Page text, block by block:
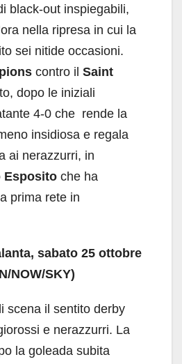
black-out inspiegabili,
nella ripresa in cui la
sei nitide occasioni.
contro il Saint
dopo le iniziali
4-0 che rende la
insidiosa e regala
ai nerazzurri, in
Esposito che ha
prima rete in
sabato 25 ottobre
NOW/SKY)
scena il sentito derby
e nerazzurri. La
la goleada subita